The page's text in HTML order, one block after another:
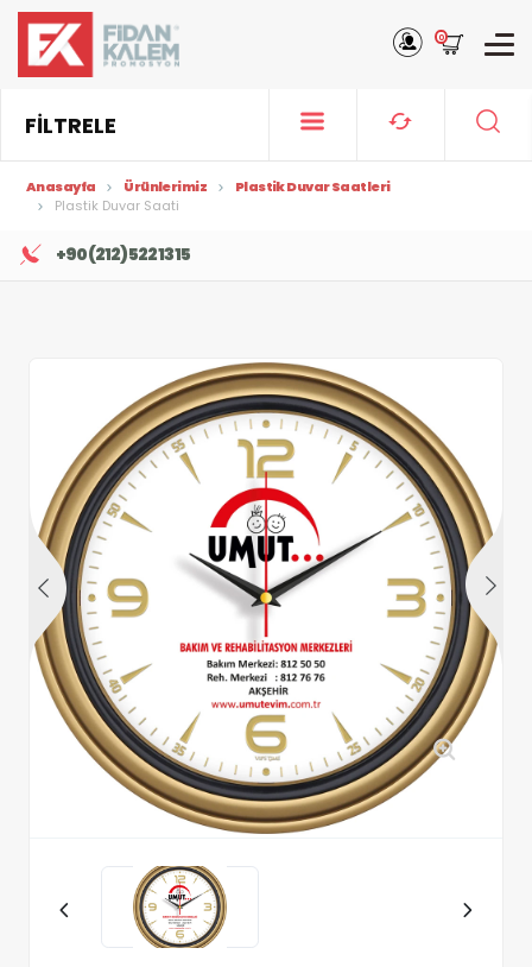
0
FİLTRELE
Anasayfa Ürünlerimiz
Plastik Duvar Saatleri
Plastik Duvar Saati
+90 (212) 522 13 15